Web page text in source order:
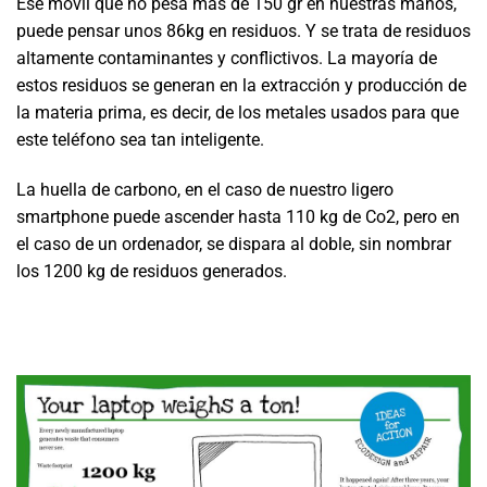
puede pensar unos 86kg en residuos. Y se trata de residuos
altamente contaminantes y conflictivos. La mayoría de
estos residuos se generan en la extracción y producción de
la materia prima, es decir, de los metales usados para que
este teléfono sea tan inteligente.
La huella de carbono, en el caso de nuestro ligero
smartphone puede ascender hasta 110 kg de Co2, pero en
el caso de un ordenador, se dispara al doble, sin nombrar
los 1200 kg de residuos generados.